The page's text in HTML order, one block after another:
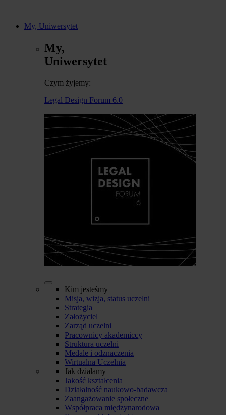
My, Uniwersytet
My,
Uniwersytet
Czym żyjemy:
Legal Design Forum 6.0
Kim jesteśmy
Misja, wizja, status uczelni
Strategia
Założyciel
Zarząd uczelni
Pracownicy akademiccy
Struktura uczelni
Medale i odznaczenia
Wirtualna Uczelnia
Jak działamy
Jakość kształcenia
Działalność naukowo-badawcza
Zaangażowanie społeczne
Współpraca międzynarodowa